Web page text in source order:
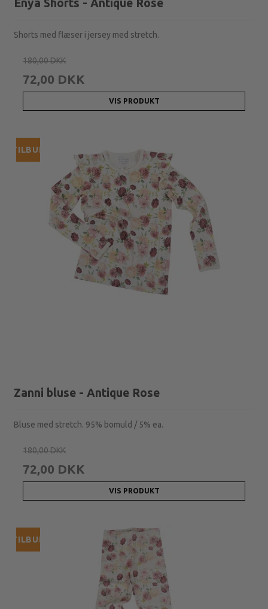
Enya Shorts - Antique Rose
Shorts med flæser i jersey med stretch.
180,00 DKK
72,00 DKK
VIS PRODUKT
TILBUD
Zanni bluse - Antique Rose
Bluse med stretch. 95% bomuld / 5% ea.
180,00 DKK
72,00 DKK
VIS PRODUKT
TILBUD